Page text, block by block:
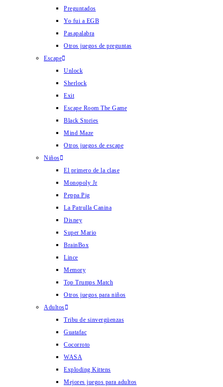
Preguntados
Yo fui a EGB
Pasapalabra
Otros juegos de preguntas
Escape
Unlock
Sherlock
Exit
Escape Room The Game
Black Stories
Mind Maze
Otros juegos de escape
Niños
El primero de la clase
Monopoly Jr
Peppa Pig
La Patrulla Canina
Disney
Super Mario
BrainBox
Lince
Memory
Top Trumps Match
Otros juegos para niños
Adultos
Tribu de sinvergüenzas
Guatafac
Cocorroto
WASA
Exploding Kittens
Mejores juegos para adultos